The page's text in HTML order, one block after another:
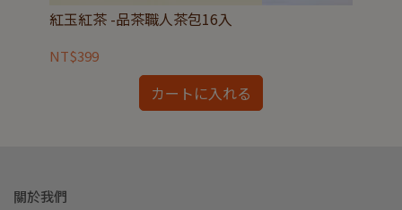
紅玉紅茶 -品茶職人茶包16入
NT$399
カートに入れる
關於我們